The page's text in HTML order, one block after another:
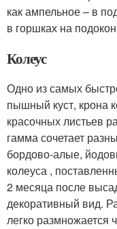
как ампельное – в
в горшках на
Колеус
Одно из самых
пышный куст, крона
красочных листьев
гамма сочетает
бордово-алые,
колеуса ,
2 месяца после
декоративный вид.
легко размножается